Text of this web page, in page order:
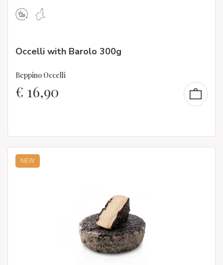
Occelli with Barolo 300g
Beppino Occelli
€ 16,90
NEW